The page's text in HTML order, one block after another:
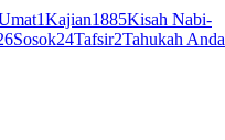
1Kajian1885Kisah Nabi-
Sosok24Tafsir2Tahukah Anda